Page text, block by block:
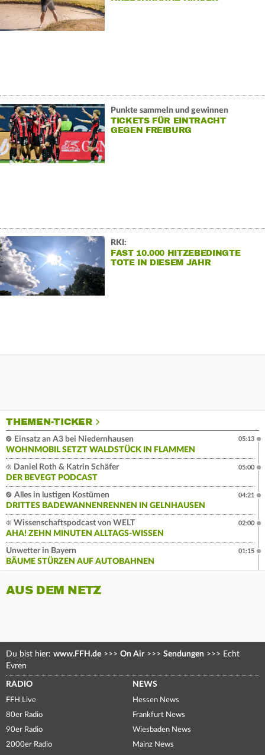
Punkte sammeln und gewinnen
TICKETS FÜR EINTRACHT
GEGEN FREIBURG
RKI:
FAST 10.000 HITZEBEDINGTE
TOTE IN DIESEM JAHR
THEMEN-TICKER
Einsatz an A3 bei Niedernhausen
WOHNMOBIL SETZT WALDSTÜCK IN FLAMMEN
05:13
Daniel Roth & Katrin Schäfer
DER BEVEGT PODCAST
05:00
Alles in lustigen Kostümen
DRITTES BADEWANNENRENNEN IN GELNHAUSEN
04:21
Wissenschaftspodcast von WELT
AHA! ZEHN MINUTEN ALLTAGS-WISSEN
02:00
Unwetter in Bayern
BÄUME STÜRZEN AUF AUTOBAHNEN
01:15
AUS DEM NETZ
Du bist hier: www.FFH.de >>> On Air >>> Sendungen >>> Echt
Evren
RADIO
FFH Live
80er Radio
90er Radio
2000er Radio
NEWS
Hessen News
Frankfurt News
Wiesbaden News
Mainz News